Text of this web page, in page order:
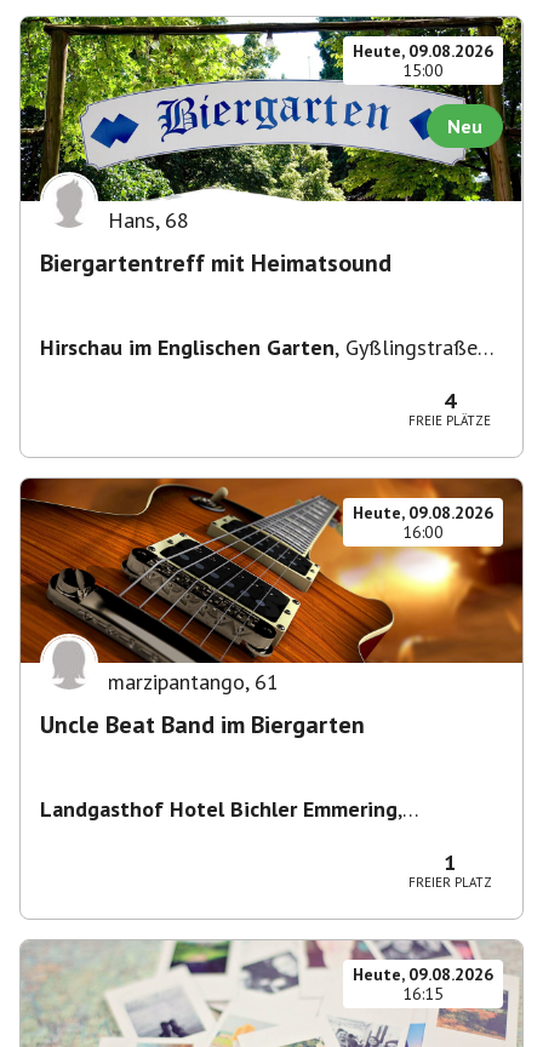
Heute, 09.08.2026
15:00
Neu
Hans, 68
Biergartentreff mit Heimatsound
Hirschau im Englischen Garten, Gyßlingstraße
4
FREIE PLÄTZE
Heute, 09.08.2026
16:00
marzipantango, 61
Uncle Beat Band im Biergarten
Landgasthof Hotel Bichler Emmering,
1
FREIER PLATZ
Heute, 09.08.2026
16:15